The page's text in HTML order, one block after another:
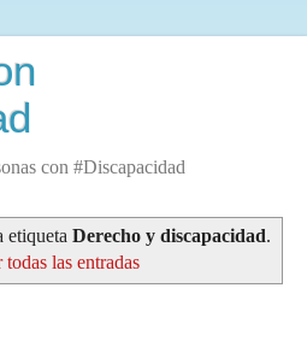
con #Discapacidad
etiqueta Derecho y discapacidad.
las entradas